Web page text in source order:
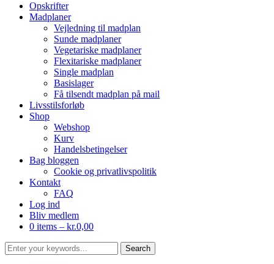
Opskrifter
Madplaner
Vejledning til madplan
Sunde madplaner
Vegetariske madplaner
Flexitariske madplaner
Single madplan
Basislager
Få tilsendt madplan på mail
Livsstilsforløb
Shop
Webshop
Kurv
Handelsbetingelser
Bag bloggen
Cookie og privatlivspolitik
Kontakt
FAQ
Log ind
Bliv medlem
0 items – kr.0,00